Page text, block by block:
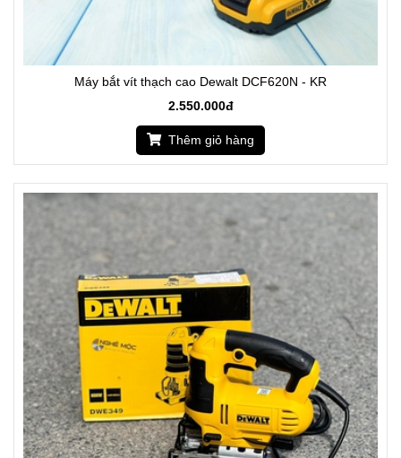
Máy bắt vít thạch cao Dewalt DCF620N - KR
2.550.000đ
Thêm giỏ hàng